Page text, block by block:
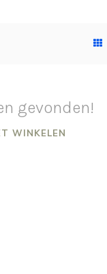
gevonden!
WINKELEN